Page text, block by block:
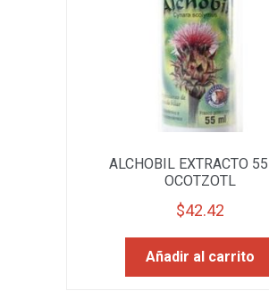
ALCHOBIL EXTRACTO
OCOTZOTL
$42.42
Añadir al carrito